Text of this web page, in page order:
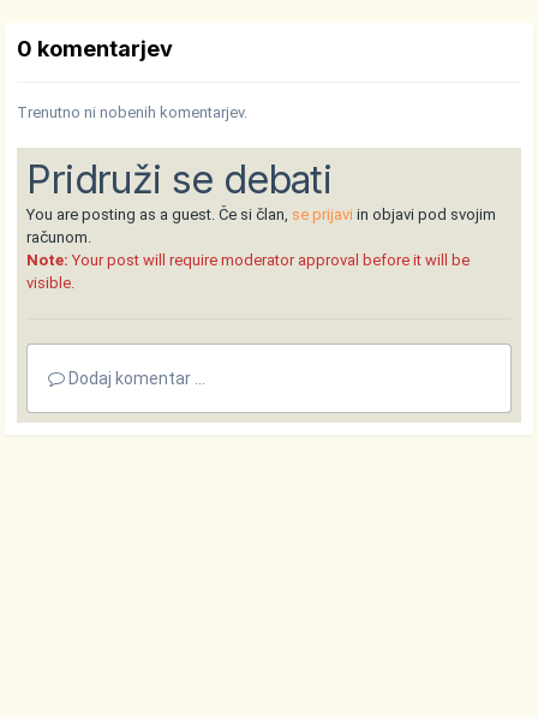
0 komentarjev
Trenutno ni nobenih komentarjev.
Pridruži se debati
You are posting as a guest. Če si član, se prijavi in objavi pod svojim
računom.
Note: Your post will require moderator approval before it will be
visible.
Dodaj komentar ...